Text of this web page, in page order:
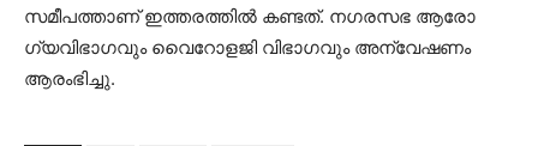
സമീപത്താണ് ഇത്തരത്തിൽ കണ്ടത്. ന​ഗരസഭ ആരോ​
ഗ്യവിഭാ​ഗവും വെെറോ‌ളജി വിഭാ​ഗവും അന്വേഷണം
ആരംഭിച്ചു.